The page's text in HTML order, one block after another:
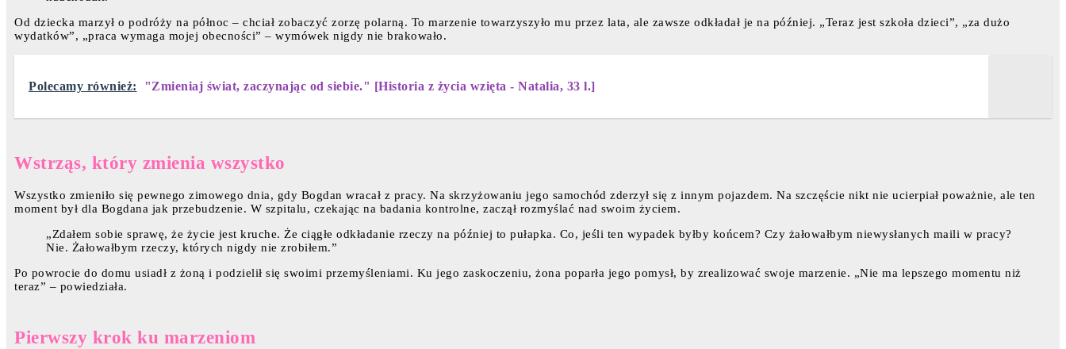
Od dziecka marzył o podróży na północ – chciał zobaczyć zorzę polarną. To marzenie towarzyszyło mu przez lata, ale zawsze odkładał je na później. „Teraz jest szkoła dzieci”, „za dużo
wydatków”, „praca wymaga mojej obecności” – wymówek nigdy nie brakowało.
Polecamy również: "Zmieniaj świat, zaczynając od siebie." [Historia z życia wzięta - Natalia, 33 l.]
Wstrząs, który zmienia wszystko
Wszystko zmieniło się pewnego zimowego dnia, gdy Bogdan wracał z pracy. Na skrzyżowaniu jego samochód zderzył się z innym pojazdem. Na szczęście nikt nie ucierpiał poważnie, ale ten
moment był dla Bogdana jak przebudzenie. W szpitalu, czekając na badania kontrolne, zaczął rozmyślać nad swoim życiem.
„Zdałem sobie sprawę, że życie jest kruche. Że ciągłe odkładanie rzeczy na później to pułapka. Co, jeśli ten wypadek byłby końcem? Czy żałowałbym niewysłanych maili w pracy?
Nie. Żałowałbym rzeczy, których nigdy nie zrobiłem.”
Po powrocie do domu usiadł z żoną i podzielił się swoimi przemyśleniami. Ku jego zaskoczeniu, żona poparła jego pomysł, by zrealizować swoje marzenie. „Nie ma lepszego momentu niż
teraz” – powiedziała.
Pierwszy krok ku marzeniom